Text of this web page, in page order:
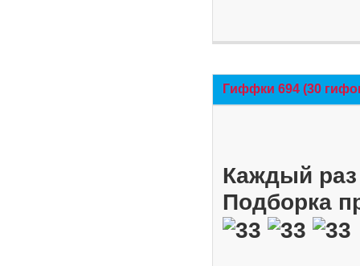
Гиффки 694 (30
Каждый
Подборка